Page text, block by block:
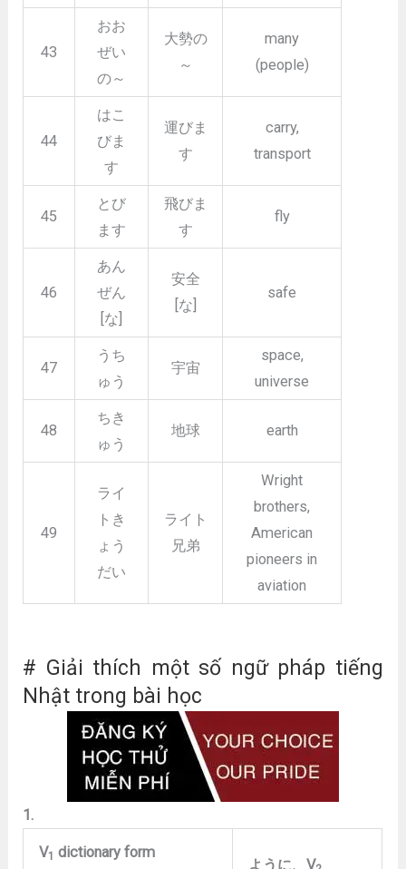
43
おお
ぜい
の～
大勢の
～
many
(people)
44
はこ
びま
す
運びま
す
carry,
transport
45
とび
ます
飛びま
す
fly
46
あん
ぜん
[な]
安全
[な]
safe
47
うち
ゅう
宇宙
space,
universe
48
ちき
ゅう
地球 earth
49
ライ
トき
ょう
だい
ライト
兄弟
Wright
brothers,
American
pioneers in
aviation
# Giải thích một số ngữ pháp tiếng
Nhật trong bài học
1.
V1 dictionary form
ように、 V